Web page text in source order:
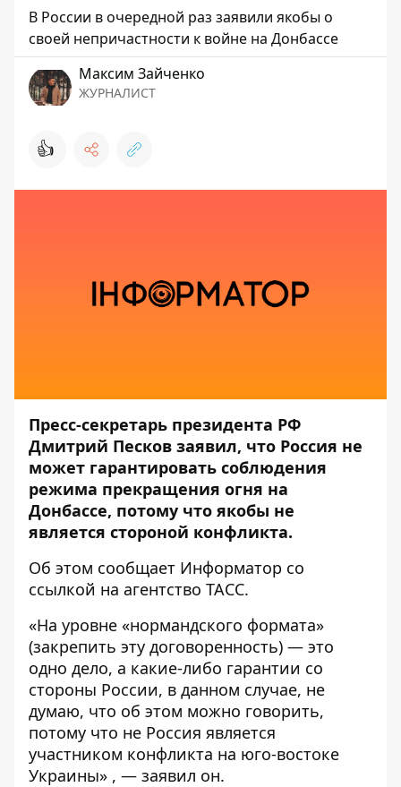
В России в очередной раз заявили якобы о
своей непричастности к войне на Донбассе
Максим Зайченко
ЖУРНАЛИСТ
👍
Пресс-секретарь президента РФ
Дмитрий Песков заявил, что Россия не
может гарантировать соблюдения
режима прекращения огня на
Донбассе, потому что якобы не
является стороной конфликта.
Об этом сообщает Информатор со
ссылкой на агентство ТАСС.
«На уровне «нормандского формата»
(закрепить эту договоренность) — это
одно дело, а какие-либо гарантии со
стороны России, в данном случае, не
думаю, что об этом можно говорить,
потому что не Россия является
участником конфликта на юго-востоке
Украины» , — заявил он.